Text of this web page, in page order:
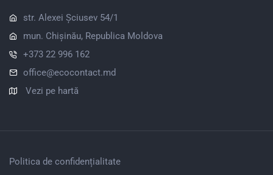
str. Alexei Șciusev 54/1
mun. Chișinău, Republica Moldova
+373 22 996 162
office@ecocontact.md
Vezi pe hartă
Politica de confidențialitate